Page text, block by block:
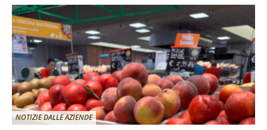
NOTIZIE DALLE AZIENDE